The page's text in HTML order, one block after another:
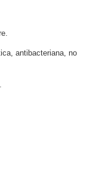
antibacteriana, no